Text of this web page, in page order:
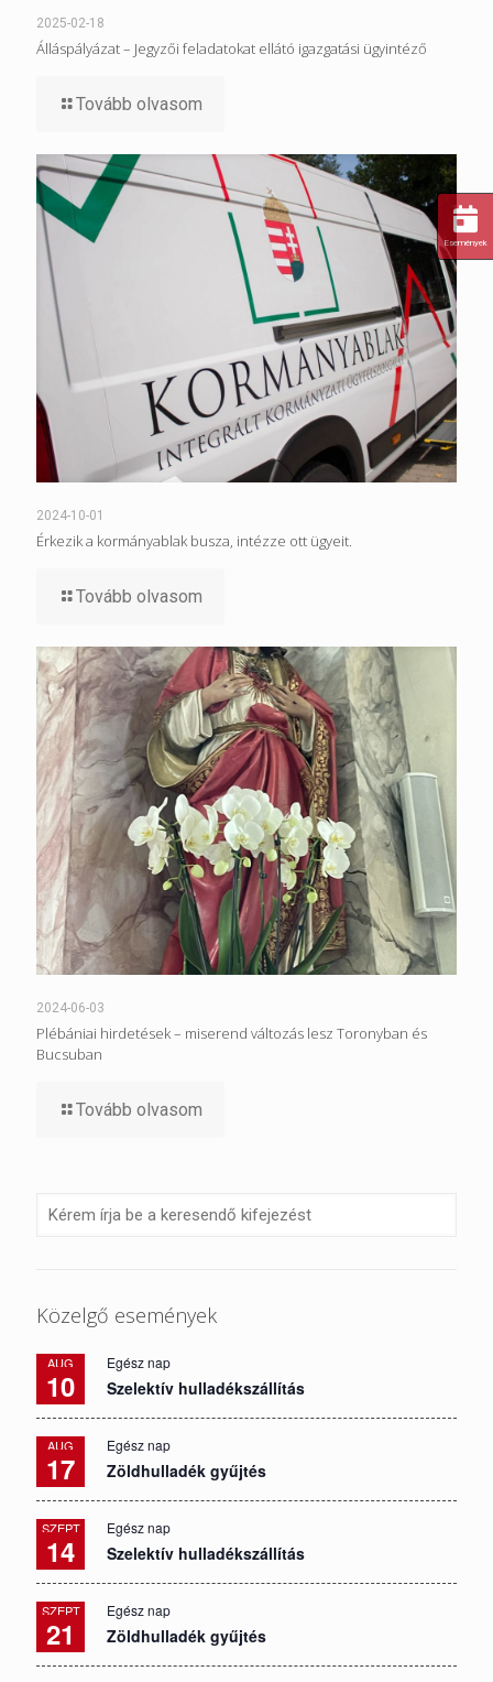
2025-02-18
Álláspályázat – Jegyzői feladatokat ellátó igazgatási ügyintéző
Tovább olvasom
2024-10-01
Érkezik a kormányablak busza, intézze ott ügyeit.
Tovább olvasom
2024-06-03
Plébániai hirdetések – miserend változás lesz Toronyban és
Bucsuban
Tovább olvasom
Közelgő események
AUG
10
Egész nap
Szelektív hulladékszállítás
AUG
17
Egész nap
Zöldhulladék gyűjtés
SZEPT
14
Egész nap
Szelektív hulladékszállítás
SZEPT
21
Egész nap
Zöldhulladék gyűjtés
Események